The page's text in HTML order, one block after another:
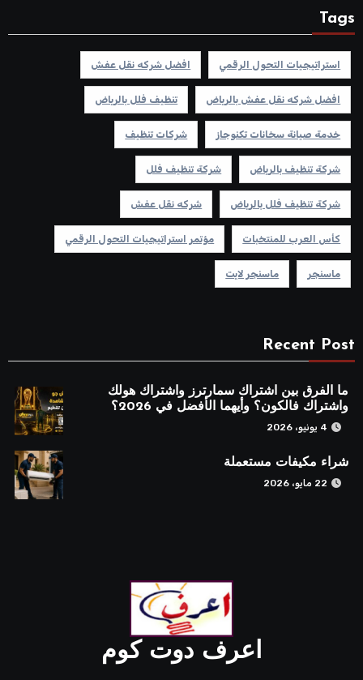
Tags
استراتيجيات التحول الرقمي افضل شركه نقل عفش
افضل شركه نقل عفش بالرياض تنظيف فلل بالرياض
خدمة صيانة سخانات تكنوجاز شركات تنظيف
شركة تنظيف بالرياض شركة تنظيف فلل
شركة تنظيف فلل بالرياض شركه نقل عفش
كأس العرب للمنتخبات مؤتمر استراتيجيات التحول الرقمي
ماسنجر ماسنجر لايت
Recent Post
ما الفرق بين اشتراك سمارترز واشتراك هولك
واشتراك فالكون؟ وأيهما الأفضل في 2026؟
4 يونيو، 2026
شراء مكيفات مستعملة
22 مايو، 2026
اعرف دوت كوم